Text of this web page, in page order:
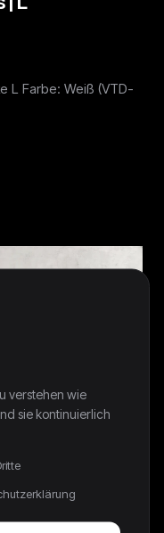
L Farbe: Weiß (VTD-
JUVENTUS NIKE TRACK
- 2000S - L
€
verstehen wie
sie kontinuierlich